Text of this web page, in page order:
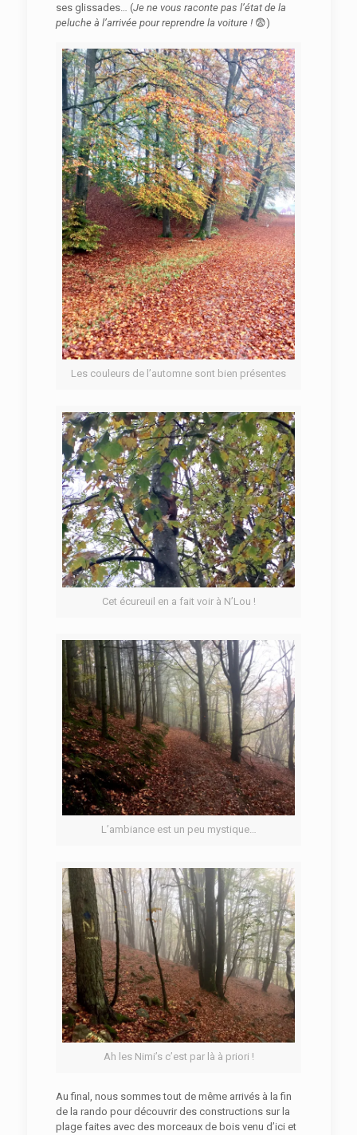
ses glissades… (Je ne vous raconte pas l’état de la
peluche à l’arrivée pour reprendre la voiture ! 😨)
Les couleurs de l’automne sont bien présentes
Cet écureuil en a fait voir à N’Lou !
L’ambiance est un peu mystique…
Ah les Nimi’s c’est par là à priori !
Au final, nous sommes tout de même arrivés à la fin
de la rando pour découvrir des constructions sur la
plage faites avec des morceaux de bois venu d’ici et